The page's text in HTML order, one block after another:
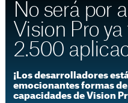
No será por
Vision Pro
2.500
¡Los desarrolladores
emocionantes formas
capacidades de Vision